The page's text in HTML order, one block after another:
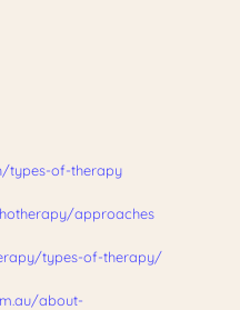
types-of-therapy
approaches
types-of-therapy/
about-